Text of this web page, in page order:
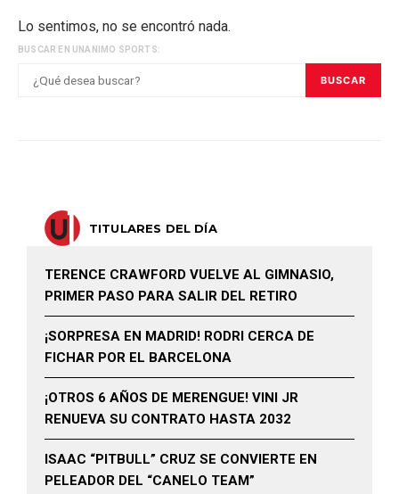
Lo sentimos, no se encontró nada.
BUSCAR EN UNANIMO SPORTS:
BUSCAR
TITULARES DEL DÍA
TERENCE CRAWFORD VUELVE AL GIMNASIO,
PRIMER PASO PARA SALIR DEL RETIRO
¡SORPRESA EN MADRID! RODRI CERCA DE
FICHAR POR EL BARCELONA
¡OTROS 6 AÑOS DE MERENGUE! VINI JR
RENUEVA SU CONTRATO HASTA 2032
ISAAC “PITBULL” CRUZ SE CONVIERTE EN
PELEADOR DEL “CANELO TEAM”